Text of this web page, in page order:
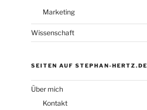
Marketing
Wissenschaft
SEITEN AUF STEPHAN-HERTZ.DE
Über mich
Kontakt